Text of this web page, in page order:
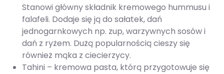
Stanowi główny składnik kremowego hummusu i
falafeli. Dodaje się ją do sałatek, dań
jednogarnkowych np. zup, warzywnych sosów i
dań z ryżem. Dużą popularnością cieszy się
również mąka z ciecierzycy.
Tahini – kremowa pasta, którą przygotowuje się